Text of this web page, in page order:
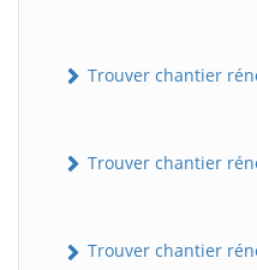
Trouver chantier
Trouver chantier
Trouver chantier